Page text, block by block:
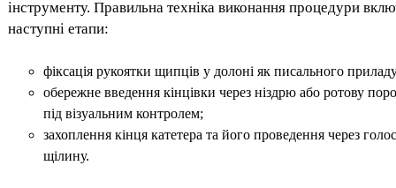
інструменту. Правильна техніка виконання процедури
наступні етапи:
фіксація рукоятки щипців у долоні як писального
обережне введення кінцівки через ніздрю або ротову
під візуальним контролем;
захоплення кінця катетера та його проведення через
щілину.